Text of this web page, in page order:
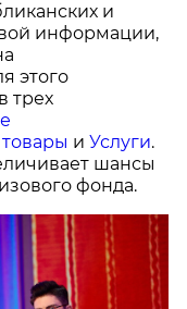
и
информации,
этого
трех
иУслуги.
шансы
фонда.